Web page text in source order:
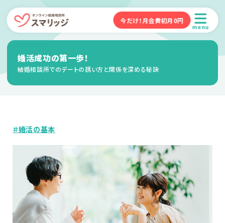
今だけ！月会費初月0円
menu
婚活成功の第一歩！
結婚相談所でのデートの誘い方と関係を深める秘訣
＃婚活の基本